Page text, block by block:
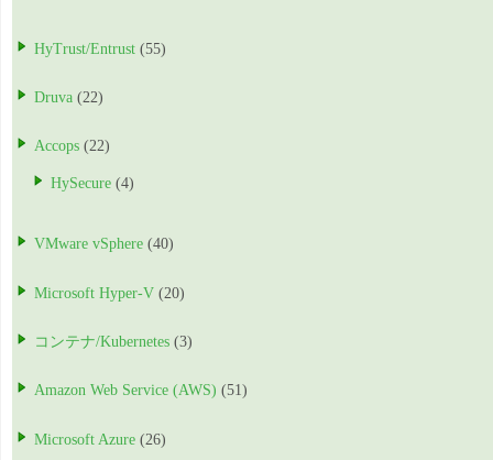
HyTrust/Entrust (55)
Druva (22)
Accops (22)
HySecure (4)
VMware vSphere (40)
Microsoft Hyper-V (20)
コンテナ/Kubernetes (3)
Amazon Web Service (AWS) (51)
Microsoft Azure (26)